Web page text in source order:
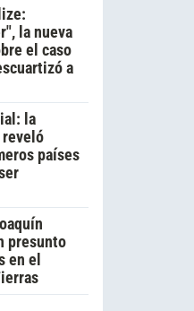
la nueva
el caso
a
la
países
presunto
en el